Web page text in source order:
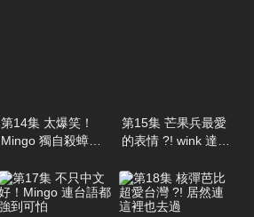
第14集 太爆笑！
Mingo 獨自殺蟑全
第15集 芒果兵最愛
的表情 ?! wink 達人